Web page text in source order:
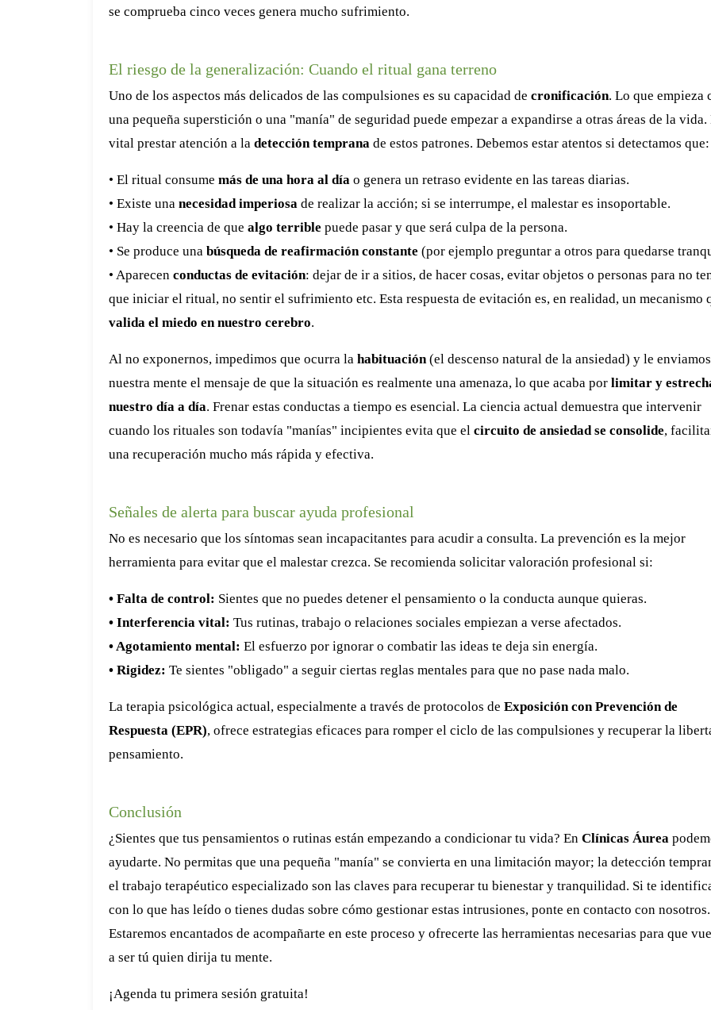
se comprueba cinco veces genera mucho sufrimiento.
El riesgo de la generalización: Cuando el ritual gana terreno
Uno de los aspectos más delicados de las compulsiones es su capacidad de cronificación. Lo que empieza
una pequeña superstición o una "manía" de seguridad puede empezar a expandirse a otras áreas de la vida.
vital prestar atención a la detección temprana de estos patrones. Debemos estar atentos si detectamos que:
• El ritual consume más de una hora al día o genera un retraso evidente en las tareas diarias.
• Existe una necesidad imperiosa de realizar la acción; si se interrumpe, el malestar es insoportable.
• Hay la creencia de que algo terrible puede pasar y que será culpa de la persona.
• Se produce una búsqueda de reafirmación constante (por ejemplo preguntar a otros para quedarse
• Aparecen conductas de evitación: dejar de ir a sitios, de hacer cosas, evitar objetos o personas para no
que iniciar el ritual, no sentir el sufrimiento etc. Esta respuesta de evitación es, en realidad, un mecanismo
valida el miedo en nuestro cerebro.
Al no exponernos, impedimos que ocurra la habituación(el descenso natural de la ansiedad) y le
nuestra mente el mensaje de que la situación es realmente una amenaza, lo que acaba por limitar y
nuestro día a día. Frenar estas conductas a tiempo es esencial. La ciencia actual demuestra que intervenir
cuando los rituales son todavía "manías" incipientes evita que el circuito de ansiedad se consolide,
una recuperación mucho más rápida y efectiva.
Señales de alerta para buscar ayuda profesional
No es necesario que los síntomas sean incapacitantes para acudir a consulta. La prevención es la mejor
herramienta para evitar que el malestar crezca. Se recomienda solicitar valoración profesional si:
• Falta de control: Sientes que no puedes detener el pensamiento o la conducta aunque quieras.
• Interferencia vital: Tus rutinas, trabajo o relaciones sociales empiezan a verse afectados.
• Agotamiento mental: El esfuerzo por ignorar o combatir las ideas te deja sin energía.
• Rigidez: Te sientes "obligado" a seguir ciertas reglas mentales para que no pase nada malo.
La terapia psicológica actual, especialmente a través de protocolos de Exposición con Prevención de
Respuesta (EPR), ofrece estrategias eficaces para romper el ciclo de las compulsiones y recuperar la
pensamiento.
Conclusión
¿Sientes que tus pensamientos o rutinas están empezando a condicionar tu vida? En Clínicas Áurea
ayudarte. No permitas que una pequeña "manía" se convierta en una limitación mayor; la detección
el trabajo terapéutico especializado son las claves para recuperar tu bienestar y tranquilidad. Si te
con lo que has leído o tienes dudas sobre cómo gestionar estas intrusiones, ponte en contacto con nosotros.
Estaremos encantados de acompañarte en este proceso y ofrecerte las herramientas necesarias para que
a ser tú quien dirija tu mente.
¡Agenda tu primera sesión gratuita!